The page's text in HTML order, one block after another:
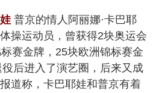
普京的情人阿丽娜·卡巴耶
操运动员，曾获得2块奥运会
赛金牌，25块欧洲锦标赛金
后进入了演艺圈，后来又成
道称，卡巴耶娃和普京有着